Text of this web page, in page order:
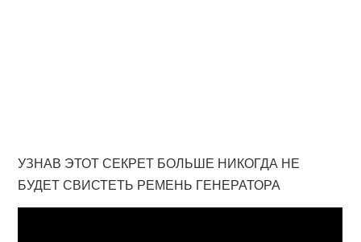
УЗНАВ ЭТОТ СЕКРЕТ БОЛЬШЕ НИКОГДА НЕ
БУДЕТ СВИСТЕТЬ РЕМЕНЬ ГЕНЕРАТОРА